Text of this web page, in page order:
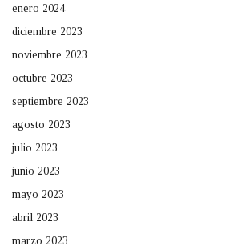
enero 2024
diciembre 2023
noviembre 2023
octubre 2023
septiembre 2023
agosto 2023
julio 2023
junio 2023
mayo 2023
abril 2023
marzo 2023